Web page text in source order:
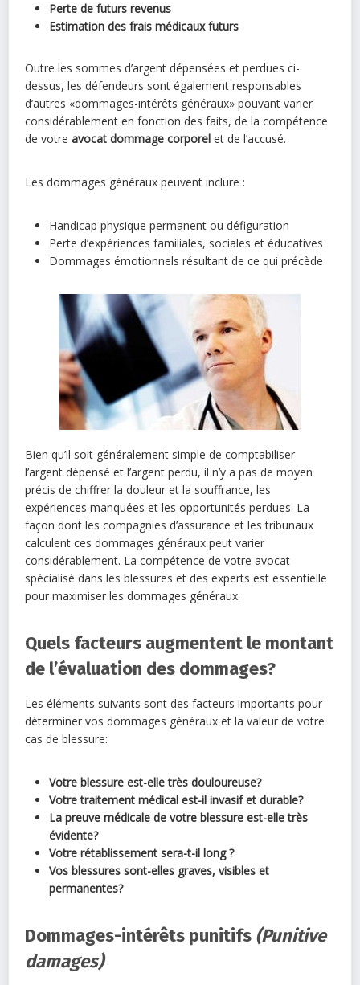
Perte de futurs revenus
Estimation des frais médicaux futurs
Outre les sommes d’argent dépensées et perdues ci-
dessus, les défendeurs sont également responsables
d’autres «dommages-intérêts généraux» pouvant varier
considérablement en fonction des faits, de la compétence
de votreavocat dommage corporel et de l’accusé.
Les dommages généraux peuvent inclure :
Handicap physique permanent ou défiguration
Perte d’expériences familiales, sociales et éducatives
Dommages émotionnels résultant de ce qui précède
Bien qu’il soit généralement simple de comptabiliser
l’argent dépensé et l’argent perdu, il n’y a pas de moyen
précis de chiffrer la douleur et la souffrance, les
expériences manquées et les opportunités perdues. La
façon dont les compagnies d’assurance et les tribunaux
calculent ces dommages généraux peut varier
considérablement. La compétence de votre avocat
spécialisé dans les blessures et des experts est essentielle
pour maximiser les dommages généraux.
Quels facteurs augmentent le montant
de l’évaluation des dommages?
Les éléments suivants sont des facteurs importants pour
déterminer vos dommages généraux et la valeur de votre
cas de blessure:
Votre blessure est-elle très douloureuse?
Votre traitement médical est-il invasif et durable?
La preuve médicale de votre blessure est-elle très
évidente?
Votre rétablissement sera-t-il long ?
Vos blessures sont-elles graves, visibles et
permanentes?
Dommages-intérêts punitifs (Punitive
damages)